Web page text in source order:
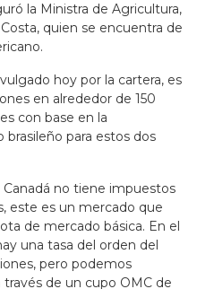
la Ministra de Agricultura,
quien se encuentra de
hoy por la cartera, es
en alrededor de 150
con base en la
para estos dos
no tiene impuestos
este es un mercado que
de mercado básica. En el
una tasa del orden del
pero podemos
de un cupo OMC de